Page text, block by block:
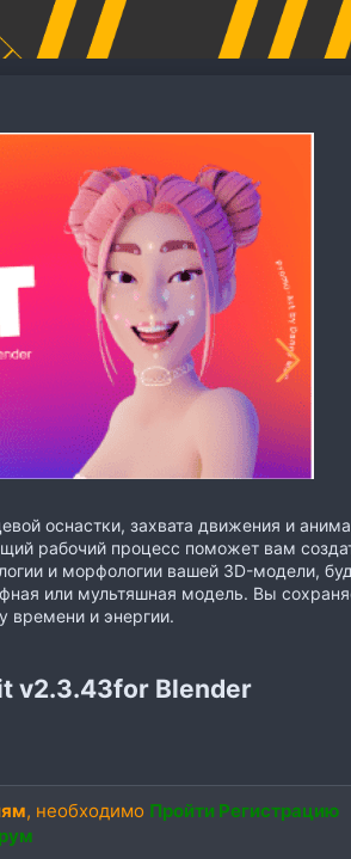
оснастки, захвата движения и
рабочий процесс поможет вам
и морфологии вашей 3D-модели,
или мультяшная модель. Вы
времени и энергии.
v2.3.43for Blender
, необходимо Пройти Регистрацию